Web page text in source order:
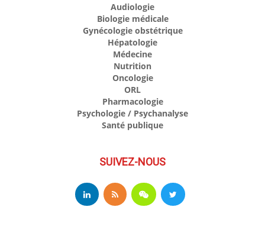
Audiologie
Biologie médicale
Gynécologie obstétrique
Hépatologie
Médecine
Nutrition
Oncologie
ORL
Pharmacologie
Psychologie / Psychanalyse
Santé publique
SUIVEZ-NOUS